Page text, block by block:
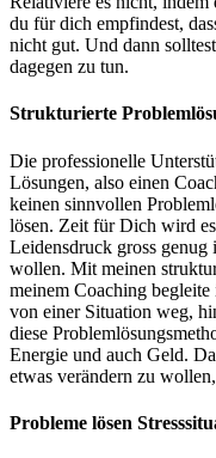
du für dich empfindest,
nicht gut. Und dann
dagegen zu tun.
Strukturierte
Die professionelle
Lösungen, also einen
keinen sinnvollen
lösen. Zeit für Dich wird
Leidensdruck gross genug
wollen. Mit meinen
meinem Coaching
von einer Situation weg,
diese
Energie und auch Geld.
etwas verändern zu
Probleme lösen